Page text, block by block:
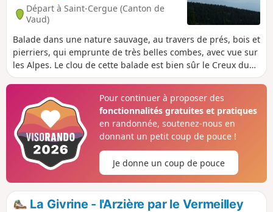
Départ à Saint-Cergue (Canton de
Vaud)
Balade dans une nature sauvage, au travers de prés, bois et
pierriers, qui emprunte de très belles combes, avec vue sur
les Alpes. Le clou de cette balade est bien sûr le Creux du
Croue, profonde et magnifique dépression.
Pour continuer à proposer des
fonctionnalités gratuites et pratiques
en randonnée, soutenez-nous en
donnant un petit coup de pouce !
Je donne un coup de pouce
La Givrine - l'Arzière par le Vermeilley